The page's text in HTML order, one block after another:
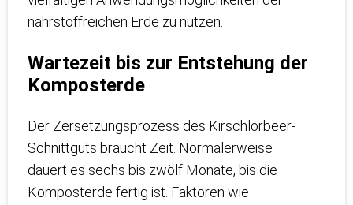
nährstoffreichen Erde zu nutzen.
Wartezeit bis zur Entstehung der
Komposterde
Der Zersetzungsprozess des Kirschlorbeer-
Schnittguts braucht Zeit. Normalerweise
dauert es sechs bis zwölf Monate, bis die
Komposterde fertig ist. Faktoren wie